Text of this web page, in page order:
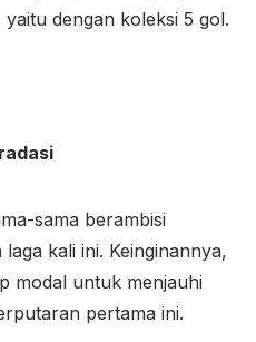
dengan koleksi 5 gol.
sama berambisi
kali ini. Keinginannya,
modal untuk menjauhi
pertama ini.